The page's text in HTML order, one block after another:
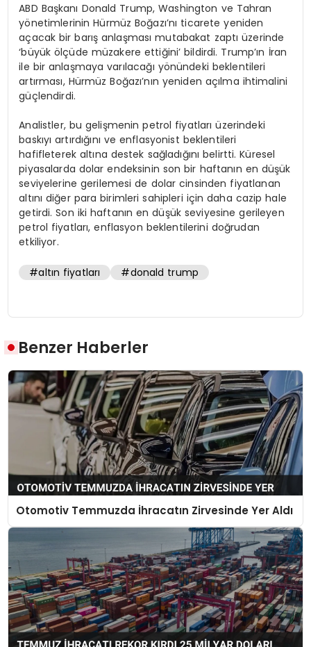
ABD Başkanı Donald Trump, Washington ve Tahran
yönetimlerinin Hürmüz Boğazı’nı ticarete yeniden
açacak bir barış anlaşması mutabakat zaptı üzerinde
‘büyük ölçüde müzakere ettiğini’ bildirdi. Trump’ın İran
ile bir anlaşmaya varılacağı yönündeki beklentileri
artırması, Hürmüz Boğazı’nın yeniden açılma ihtimalini
güçlendirdi.
Analistler, bu gelişmenin petrol fiyatları üzerindeki
baskıyı artırdığını ve enflasyonist beklentileri
hafifleterek altına destek sağladığını belirtti. Küresel
piyasalarda dolar endeksinin son bir haftanın en düşük
seviyelerine gerilemesi de dolar cinsinden fiyatlanan
altını diğer para birimleri sahipleri için daha cazip hale
getirdi. Son iki haftanın en düşük seviyesine gerileyen
petrol fiyatları, enflasyon beklentilerini doğrudan
etkiliyor.
#altın fiyatları #donald trump
Benzer Haberler
Otomotiv Temmuzda İhracatın Zirvesinde Yer Aldı